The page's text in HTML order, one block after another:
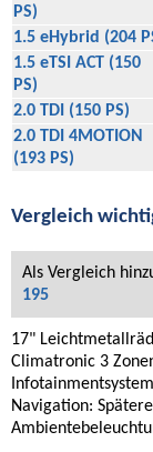
PS)
1.5 eHybrid (204
1.5 eTSI ACT (150
PS)
2.0 TDI (150 PS)
2.0 TDI 4MOTION
(193 PS)
Vergleich
Als Vergleich
195
17"
Climatronic 3
Navigation: